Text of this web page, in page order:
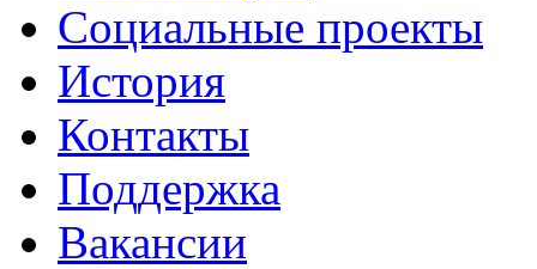
Социальные проекты
История
Контакты
Поддержка
Вакансии